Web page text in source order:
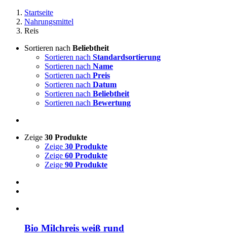
Startseite
Nahrungsmittel
Reis
Sortieren nach Beliebtheit
Sortieren nach Standardsortierung
Sortieren nach Name
Sortieren nach Preis
Sortieren nach Datum
Sortieren nach Beliebtheit
Sortieren nach Bewertung
Zeige 30 Produkte
Zeige 30 Produkte
Zeige 60 Produkte
Zeige 90 Produkte
Bio Milchreis weiß rund